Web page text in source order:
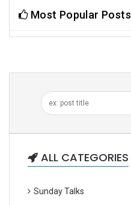
Most Popular Posts
ALL CATEGORIES
Sunday Talks